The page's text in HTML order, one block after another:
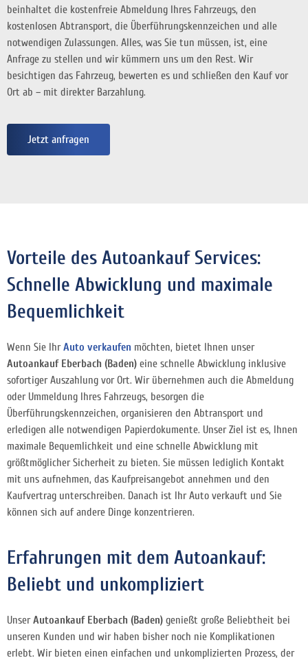
beinhaltet die kostenfreie Abmeldung Ihres Fahrzeugs, den
kostenlosen Abtransport, die Überführungskennzeichen und alle
notwendigen Zulassungen. Alles, was Sie tun müssen, ist, eine
Anfrage zu stellen und wir kümmern uns um den Rest. Wir
besichtigen das Fahrzeug, bewerten es und schließen den Kauf vor
Ort ab – mit direkter Barzahlung.
Jetzt anfragen
Vorteile des Autoankauf Services:
Schnelle Abwicklung und maximale
Bequemlichkeit
Wenn Sie IhrAuto verkaufen möchten, bietet Ihnen unser
Autoankauf Eberbach (Baden) eine schnelle Abwicklung inklusive
sofortiger Auszahlung vor Ort. Wir übernehmen auch die Abmeldung
oder Ummeldung Ihres Fahrzeugs, besorgen die
Überführungskennzeichen, organisieren den Abtransport und
erledigen alle notwendigen Papierdokumente. Unser Ziel ist es, Ihnen
maximale Bequemlichkeit und eine schnelle Abwicklung mit
größtmöglicher Sicherheit zu bieten. Sie müssen lediglich Kontakt
mit uns aufnehmen, das Kaufpreisangebot annehmen und den
Kaufvertrag unterschreiben. Danach ist Ihr Auto verkauft und Sie
können sich auf andere Dinge konzentrieren.
Erfahrungen mit dem Autoankauf:
Beliebt und unkompliziert
UnserAutoankauf Eberbach (Baden) genießt große Beliebtheit bei
unseren Kunden und wir haben bisher noch nie Komplikationen
erlebt. Wir bieten einen einfachen und unkomplizierten Prozess, der